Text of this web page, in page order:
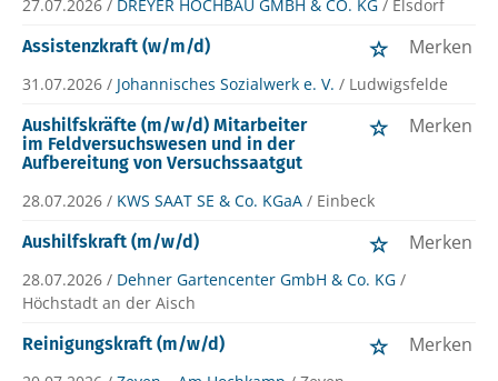
27.07.2026 / DREYER HOCHBAU GMBH & CO. KG / Elsdorf
Assistenzkraft (w/m/d)
Merken
31.07.2026 / Johannisches Sozialwerk e. V. / Ludwigsfelde
Aushilfskräfte (m/w/d) Mitarbeiter
im Feldversuchswesen und in der
Aufbereitung von Versuchssaatgut
Merken
28.07.2026 / KWS SAAT SE & Co. KGaA / Einbeck
Aushilfskraft (m/w/d)
Merken
28.07.2026 / Dehner Gartencenter GmbH & Co. KG /
Höchstadt an der Aisch
Reinigungskraft (m/w/d)
Merken